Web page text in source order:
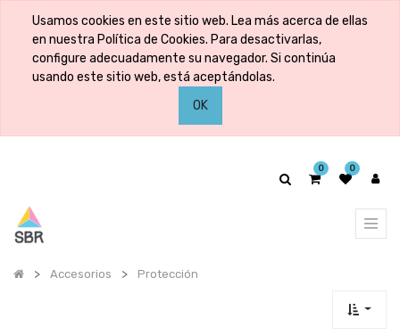
Usamos cookies en este sitio web. Lea más acerca de ellas
en nuestra Política de Cookies. Para desactivarlas,
configure adecuadamente su navegador. Si continúa
usando este sitio web, está aceptándolas.
OK
0 0
Accesorios Protección
Mostrar
categorías